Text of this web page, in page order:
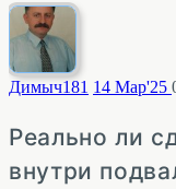
Димыч181 14 Мар'25
Реально ли
внутри